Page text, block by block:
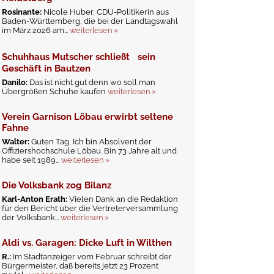
Rosinante: Nicole Huber, CDU-Politikerin aus
Baden-Württemberg, die bei der Landtagswahl
im März 2026 am...weiterlesen »
Schuhhaus Mutscher schließt sein
Geschäft in Bautzen
Danilo: Das ist nicht gut denn wo soll man
Übergrößen Schuhe kaufenweiterlesen »
Verein Garnison Löbau erwirbt seltene
Fahne
Walter:Guten Tag, Ich bin Absolvent der
Offiziershochschule Löbau. Bin 73 Jahre alt und
habe seit 1989...weiterlesen »
Die Volksbank zog Bilanz
Karl-Anton Erath:Vielen Dank an die Redaktion
für den Bericht über die Vertreterversammlung
der Volksbank...weiterlesen »
Aldi vs. Garagen: Dicke Luft in Wilthen
R.: Im Stadtanzeiger vom Februar schreibt der
Bürgermeister, daß bereits jetzt 23 Prozent